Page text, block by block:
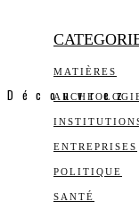
MATIÈRES
ENTREPRISES
POLITIQUE
SANTÉ